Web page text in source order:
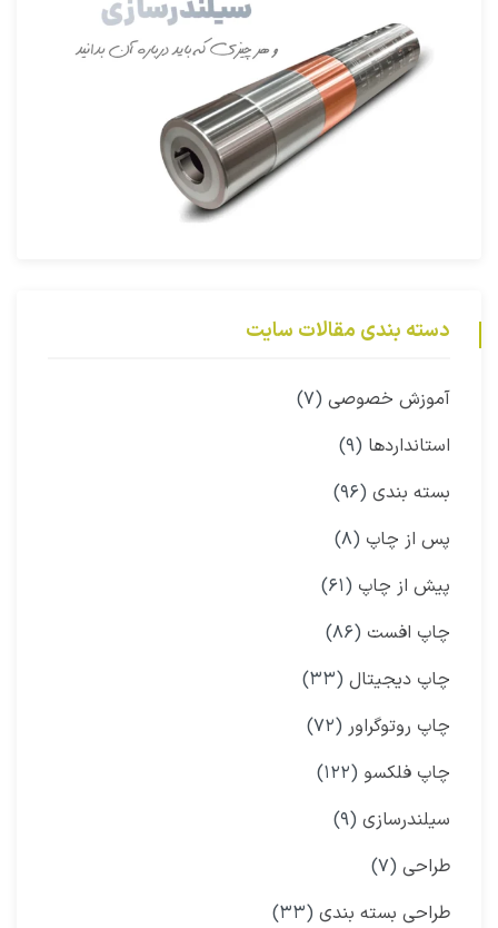
دسته بندی مقالات سایت
آموزش خصوصی (۷)
استانداردها (۹)
بسته بندی (۹۶)
پس از چاپ (۸)
پیش از چاپ (۶۱)
چاپ افست (۸۶)
چاپ دیجیتال (۳۳)
چاپ روتوگراور (۷۲)
چاپ فلکسو (۱۲۲)
سیلندرسازی (۹)
طراحی (۷)
طراحی بسته بندی (۳۳)